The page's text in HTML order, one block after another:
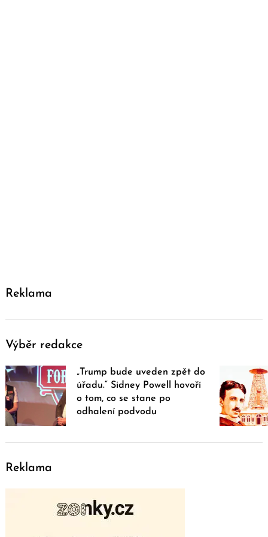
Reklama
Výběr redakce
„Trump bude uveden zpět do
úřadu.“ Sidney Powell hovoří
o tom, co se stane po
odhalení podvodu
Reklama